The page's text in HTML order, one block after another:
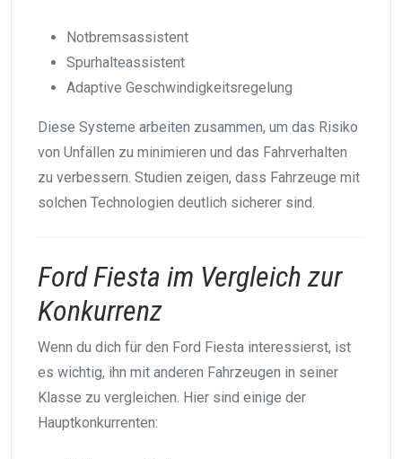
Notbremsassistent
Spurhalteassistent
Adaptive Geschwindigkeitsregelung
Diese Systeme arbeiten zusammen, um das Risiko
von Unfällen zu minimieren und das Fahrverhalten
zu verbessern. Studien zeigen, dass Fahrzeuge mit
solchen Technologien deutlich sicherer sind.
Ford Fiesta im Vergleich zur
Konkurrenz
Wenn du dich für den Ford Fiesta interessierst, ist
es wichtig, ihn mit anderen Fahrzeugen in seiner
Klasse zu vergleichen. Hier sind einige der
Hauptkonkurrenten: